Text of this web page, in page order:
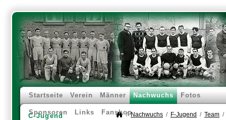
Startseite Verein Männer Nachwuchs Fotos
Sponsoren Links Fanshop
C-Jugend Nachwuchs F-Jugend Team